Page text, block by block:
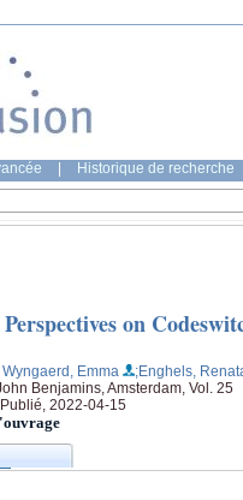
Historique de recherche
on
Emma ;Enghels,
Benjamins, Amsterdam, Vol. 25
Publié, 2022-04-15